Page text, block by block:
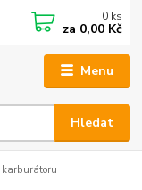
Menu
Hledat
0 ks
za 0,00 Kč